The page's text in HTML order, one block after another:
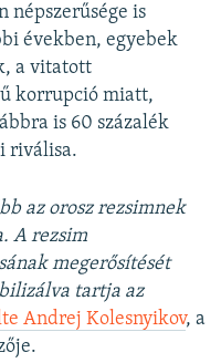
népszerűsége is
években, egyebek
a vitatott
korrupció miatt,
is 60 százalék
riválisa.
az orosz rezsimnek
A rezsim
megerősítését
tartja az
Andrej Kolesnyikov, a